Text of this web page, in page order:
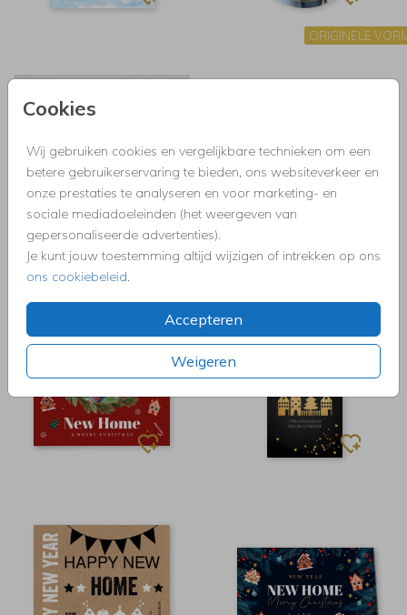
Cookies
Wij gebruiken cookies en vergelijkbare technieken om een
betere gebruikerservaring te bieden, ons websiteverkeer en
onze prestaties te analyseren en voor marketing- en
sociale mediadoeleinden (het weergeven van
gepersonaliseerde advertenties).
Je kunt jouw toestemming altijd wijzigen of intrekken op ons
ons cookiebeleid
Accepteren
Weigeren
ORIGINELE